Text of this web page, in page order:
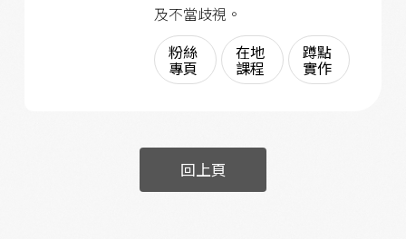
及不當歧視。
粉絲
專頁
在地
課程
蹲點
實作
回上頁